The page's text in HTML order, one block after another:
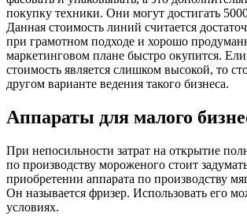
покупку техники. Они могут достигать
Данная стоимость линий считается
при грамотном подходе и хорошо
маркетинговом плане быстро окупится.
стоимость является слишком высокой, то
другом варианте ведения такого бизнеса.
Аппараты для малого
При непосильности затрат на открытие
по производству мороженого стоит
приобретении аппарата по производству
Он называется фризер. Использовать его
условиях.